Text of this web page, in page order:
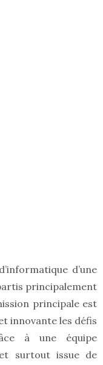
d’une
principalement
principale est
innovante les défis
à une équipe
surtout issue de